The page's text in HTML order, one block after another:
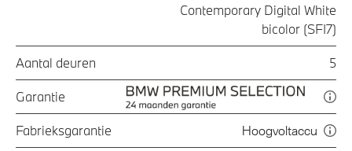
Contemporary Digital White
bicolor (SFI7)
Aantal deuren 5
Garantie
Fabrieksgarantie Hoogvoltaccu